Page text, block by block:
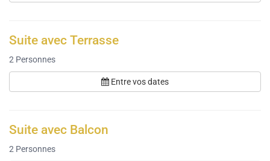
Suite avec Terrasse
2 Personnes
Entre vos dates
Suite avec Balcon
2 Personnes